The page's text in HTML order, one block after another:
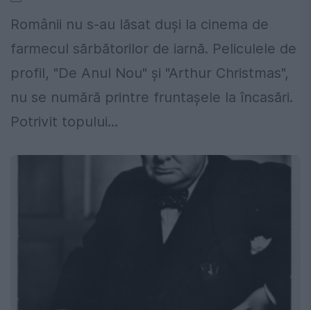
Românii nu s-au lăsat duşi la cinema de
farmecul sărbătorilor de iarnă. Peliculele de
profil, "De Anul Nou" şi "Arthur Christmas",
nu se numără printre fruntaşele la încasări.
Potrivit topului...